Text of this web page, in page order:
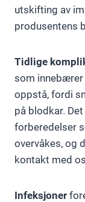
utskifting av
produsentens
Tidlige
som innebærer
oppstå, fordi
på blodkar.
forberedelser
overvåkes, og
kontakt med
Infeksjoner